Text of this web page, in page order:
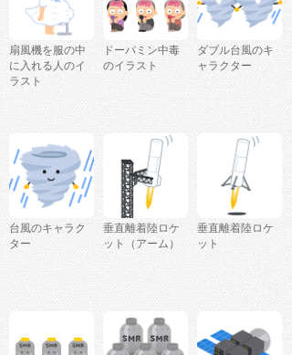
扇風機を服の中
に入れる人のイ
ラスト
ドーパミン中毒
のイラスト
ダブル台風のキ
ャラクター
台風のキャラク
ター
垂直離着陸ロケ
ット（アーム）
垂直離着陸ロケ
ット